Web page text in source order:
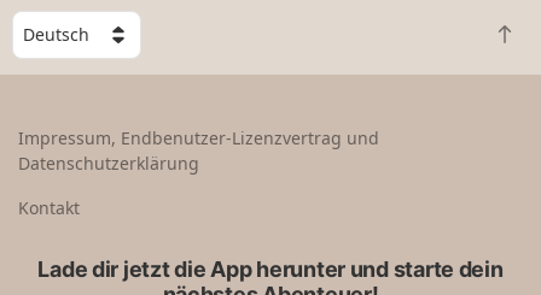
ein unvergessliches Abenteuer inmitten unberührter Natur.
W
ä
h
e
n
Z
u
Impressum, Endbenutzer-Lizenzvertrag und
Datenschutzerklärung
Kontakt
Lade dir jetzt die App herunter und starte dein